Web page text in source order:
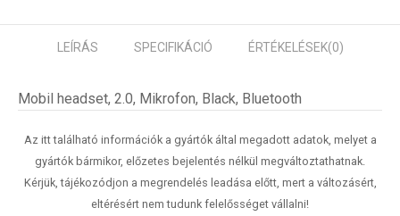
LEÍRÁS SPECIFIKÁCIÓ ÉRTÉKELÉSEK(0)
Mobil headset, 2.0, Mikrofon, Black, Bluetooth
Az itt található információk a gyártók által megadott adatok, melyet a
gyártók bármikor, előzetes bejelentés nélkül megváltoztathatnak.
Kérjük, tájékozódjon a megrendelés leadása előtt, mert a változásért,
eltérésért nem tudunk felelősséget vállalni!